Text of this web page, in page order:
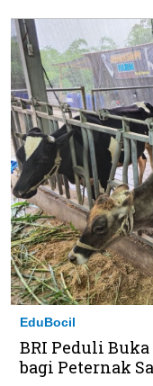
EduBocil
BRI Peduli
bagi Peternak